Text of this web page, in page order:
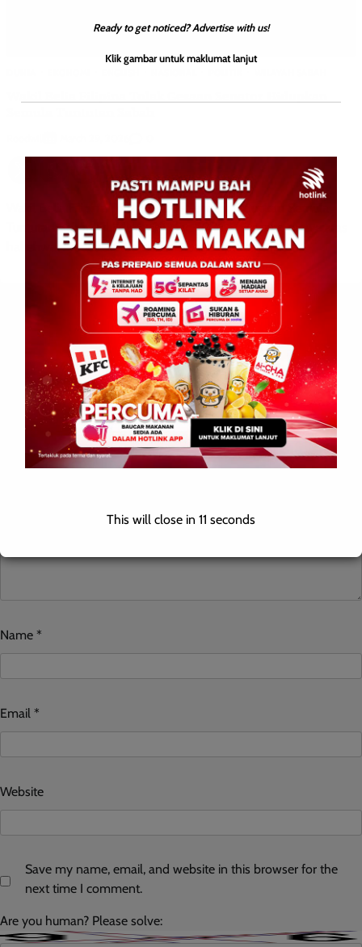
Wakil Belia Filipina Tolak Gesaan Senator Hidupkan Semula
Tuntutan Sabah FILIPINA : 29 Mac 2026 — Seorang penyelaras
hal ehwal Model United Nations bagi Diplobate […]
Leave a Reply
Your email address will not be published. Required fields are
marked*
Comment *
Name *
Email *
Website
Save my name, email, and website in this browser for the
next time I comment.
Are you human? Please solve:
Ready to get noticed? Advertise with us!
Klik gambar untuk maklumat lanjut
This will close in 10 seconds